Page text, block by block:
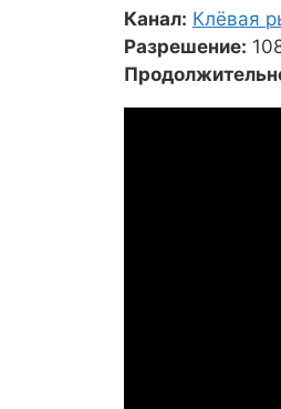
Канал: Клёвая
Разрешение: